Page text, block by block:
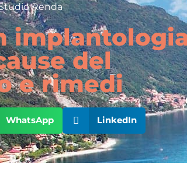
Renda
del
e rimedi
WhatsApp LinkedIn